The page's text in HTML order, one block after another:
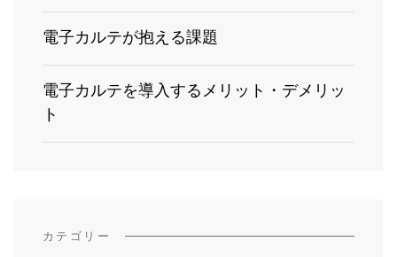
電子カルテが抱える課題
電子カルテを導入するメリット・デメリッ
ト
カテゴリー